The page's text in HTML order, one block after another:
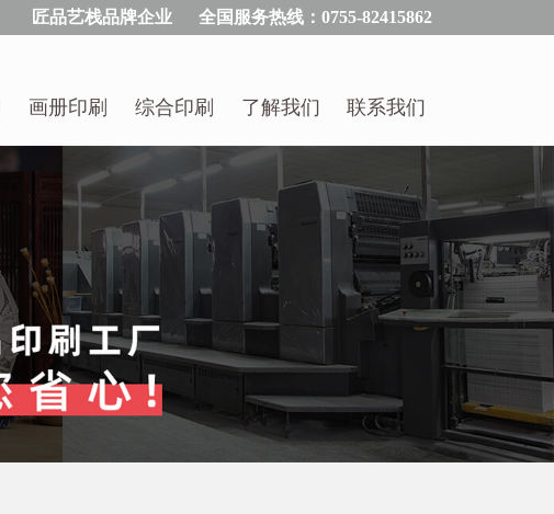
匠品艺栈品牌企业 全国服务热线：0755-82415862
画册印刷 综合印刷 了解我们 联系我们